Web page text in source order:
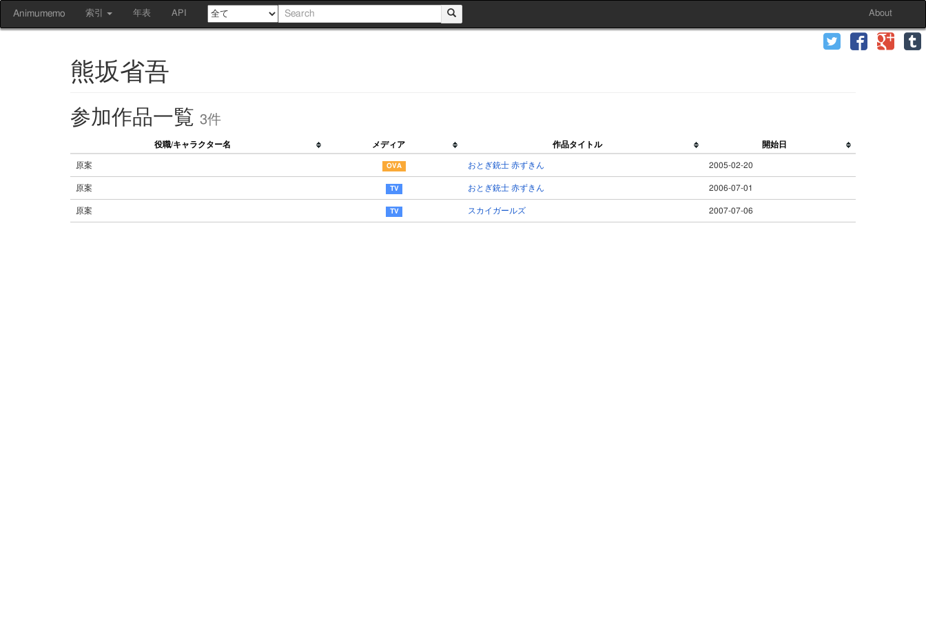
Animumemo 索引 年表 API About
熊坂省吾
参加作品一覧 3件
役職/キャラクター名 メディア 作品タイトル 開始日
原案 おとぎ銃士 赤ずきん 2005-02-20
原案 おとぎ銃士 赤ずきん 2006-07-01
原案 スカイガールズ 2007-07-06